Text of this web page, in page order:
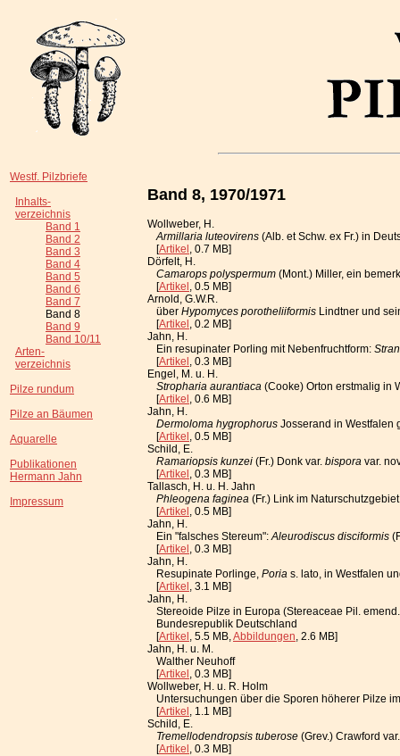
Westf. Pilzbriefe
Inhalts-
verzeichnis
Band 1
Band 2
Band 3
Band 4
Band 5
Band 6
Band 7
Band 8
Band 9
Band 10/11
Arten-
verzeichnis
Pilze rundum
Pilze an Bäumen
Aquarelle
Publikationen
Hermann Jahn
Impressum
Band 8, 1970/1971
Wollweber, H.
Armillaria luteovirens (Alb. et Schw. ex Fr.) in
[Artikel, 0.7 MB]
Dörfelt, H.
Camarops polyspermum (Mont.) Miller, ein
[Artikel, 0.5 MB]
Arnold, G.W.R.
über Hypomyces porotheliiformis Lindtner und
[Artikel, 0.2 MB]
Jahn, H.
Ein resupinater Porling mit Nebenfruchtform:
[Artikel, 0.3 MB]
Engel, M. u. H.
Stropharia aurantiaca (Cooke) Orton erstmalig in
[Artikel, 0.6 MB]
Jahn, H.
Dermoloma hygrophorus Josserand in Westfalen
[Artikel, 0.5 MB]
Schild, E.
Ramariopsis kunzei (Fr.) Donk var. bispora var.
[Artikel, 0.3 MB]
Tallasch, H. u. H. Jahn
Phleogena faginea (Fr.) Link im
[Artikel, 0.5 MB]
Jahn, H.
Ein "falsches Stereum":Aleurodiscus disciformis
[Artikel, 0.3 MB]
Jahn, H.
Resupinate Porlinge, Poria s. lato, in Westfalen
[Artikel, 3.1 MB]
Jahn, H.
Stereoide Pilze in Europa (Stereaceae Pil.
Bundesrepublik Deutschland
[Artikel, 5.5 MB,Abbildungen, 2.6 MB]
Jahn, H. u. M.
Walther Neuhoff
[Artikel, 0.3 MB]
Wollweber, H. u. R. Holm
Untersuchungen über die Sporen höherer Pilze
[Artikel, 1.1 MB]
Schild, E.
Tremellodendropsis tuberose (Grev.) Crawford
[Artikel, 0.3 MB]